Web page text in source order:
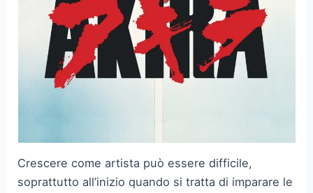
Crescere come artista può essere difficile,
soprattutto all’inizio quando si tratta di imparare le